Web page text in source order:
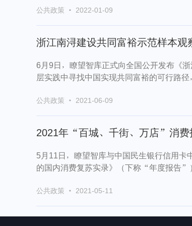
公共政策 · 2022-01-09
浙江南浔建设共同富裕示范样本观
6月9日，瞭望智库正式向全国公开发布《
层实践中寻找中国实现共同富裕的可行路
公共政策 · 2021-06-09
2021年“百城、千街、万店”消
5月11日，瞭望智库与中国民生银行信用
的国内消费复苏实录》（下称“年度报告”
公共政策 · 2021-05-11